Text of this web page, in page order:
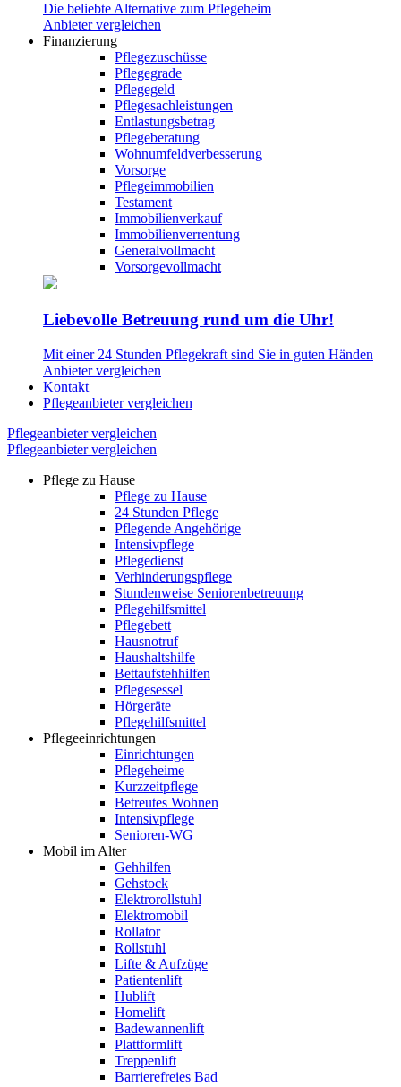
Die beliebte Alternative zum Pflegeheim
Anbieter vergleichen
Finanzierung
Pflegezuschüsse
Pflegegrade
Pflegegeld
Pflegesachleistungen
Entlastungsbetrag
Pflegeberatung
Wohnumfeldverbesserung
Vorsorge
Pflegeimmobilien
Testament
Immobilienverkauf
Immobilienverrentung
Generalvollmacht
Vorsorgevollmacht
Liebevolle Betreuung rund um die Uhr!
Mit einer 24 Stunden Pflegekraft sind Sie in guten Händen
Anbieter vergleichen
Kontakt
Pflegeanbieter vergleichen
Pflegeanbieter vergleichen
Pflegeanbieter vergleichen
Pflege zu Hause
Pflege zu Hause
24 Stunden Pflege
Pflegende Angehörige
Intensivpflege
Pflegedienst
Verhinderungspflege
Stundenweise Seniorenbetreuung
Pflegehilfsmittel
Pflegebett
Hausnotruf
Haushaltshilfe
Bettaufstehhilfen
Pflegesessel
Hörgeräte
Pflegehilfsmittel
Pflegeeinrichtungen
Einrichtungen
Pflegeheime
Kurzzeitpflege
Betreutes Wohnen
Intensivpflege
Senioren-WG
Mobil im Alter
Gehhilfen
Gehstock
Elektrorollstuhl
Elektromobil
Rollator
Rollstuhl
Lifte & Aufzüge
Patientenlift
Hublift
Homelift
Badewannenlift
Plattformlift
Treppenlift
Barrierefreies Bad